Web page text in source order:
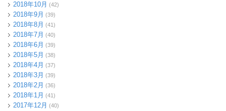
2018年10月 (42)
2018年9月 (39)
2018年8月 (41)
2018年7月 (40)
2018年6月 (39)
2018年5月 (38)
2018年4月 (37)
2018年3月 (39)
2018年2月 (36)
2018年1月 (41)
2017年12月 (40)